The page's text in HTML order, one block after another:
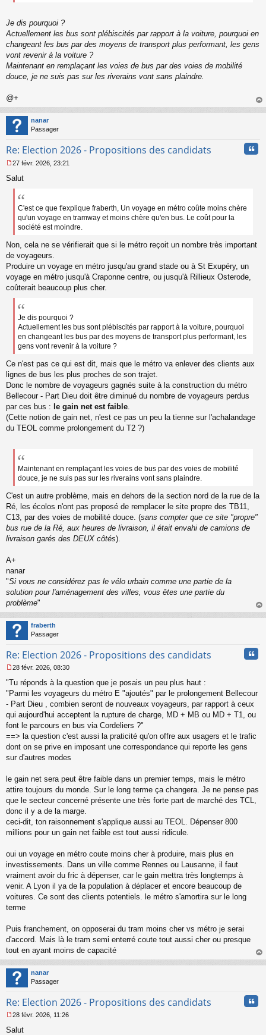
Je dis pourquoi ?
Actuellement les bus sont plébiscités par rapport à la voiture, pourquoi en
changeant les bus par des moyens de transport plus performant, les gens
vont revenir à la voiture ?
Maintenant en remplaçant les voies de bus par des voies de mobilité
douce, je ne suis pas sur les riverains vont sans plaindre.
@+
au
nanar
Passager
Re: Election 2026 - Propositions des candidats
e
s
l
u
27 févr. 2026, 23:21
Salut
C'est ce que t'explique fraberth, Un voyage en métro coûte moins chère
qu'un voyage en tramway et moins chère qu'en bus. Le coût pour la
société est moindre.
Non, cela ne se vérifierait que si le métro reçoit un nombre très important
de voyageurs.
Produire un voyage en métro jusqu'au grand stade ou à St Exupéry, un
voyage en métro jusqu'à Craponne centre, ou jusqu'à Rillieux Osterode,
coûterait beaucoup plus cher.
Je dis pourquoi ?
Actuellement les bus sont plébiscités par rapport à la voiture, pourquoi
en changeant les bus par des moyens de transport plus performant, les
gens vont revenir à la voiture ?
Ce n'est pas ce qui est dit, mais que le métro va enlever des clients aux
lignes de bus les plus proches de son trajet.
Donc le nombre de voyageurs gagnés suite à la construction du métro
Bellecour - Part Dieu doit être diminué du nombre de voyageurs perdus
par ces bus : le gain net est faible
(Cette notion de gain net, n'est ce pas un peu la tienne sur l'achalandage
du TEOL comme prolongement du T2 ?)
Maintenant en remplaçant les voies de bus par des voies de mobilité
douce, je ne suis pas sur les riverains vont sans plaindre.
C'est un autre problème, mais en dehors de la section nord de la rue de la
Ré, les écolos n'ont pas proposé de remplacer le site propre des TB11,
C13, par des voies de mobilité douce. (sans compter que ce site "propre"
bus rue de la Ré, aux heures de livraison, il était envahi de camions de
livraison garés des DEUX côtés).
A+
nanar
"Si vous ne considérez pas le vélo urbain comme une partie de la
solution pour l'aménagement des villes, vous êtes une partie du
problème"
au
fraberth
Passager
Re: Election 2026 - Propositions des candidats
e
s
s
g
e
n
o
28 févr. 2026, 08:30
"Tu réponds à la question que je posais un peu plus haut :
"Parmi les voyageurs du métro E "ajoutés" par le prolongement Bellecour
- Part Dieu , combien seront de nouveaux voyageurs, par rapport à ceux
qui aujourd'hui acceptent la rupture de charge, MD + MB ou MD + T1, ou
font le parcours en bus via Cordeliers ?"
==> la question c'est aussi la praticité qu'on offre aux usagers et le trafic
dont on se prive en imposant une correspondance qui reporte les gens
sur d'autres modes
le gain net sera peut être faible dans un premier temps, mais le métro
attire toujours du monde. Sur le long terme ça changera. Je ne pense pas
que le secteur concerné présente une très forte part de marché des TCL,
donc il y a de la marge.
ceci-dit, ton raisonnement s'applique aussi au TEOL. Dépenser 800
millions pour un gain net faible est tout aussi ridicule.
oui un voyage en métro coute moins cher à produire, mais plus en
investissements. Dans un ville comme Rennes ou Lausanne, il faut
vraiment avoir du fric à dépenser, car le gain mettra très longtemps à
venir. A Lyon il ya de la population à déplacer et encore beaucoup de
voitures. Ce sont des clients potentiels. le métro s'amortira sur le long
terme
Puis franchement, on opposerai du tram moins cher vs métro je serai
d'accord. Mais là le tram semi enterré coute tout aussi cher ou presque
tout en ayant moins de capacité
au
nanar
Passager
Re: Election 2026 - Propositions des candidats
e
28 févr. 2026, 11:26
Salut